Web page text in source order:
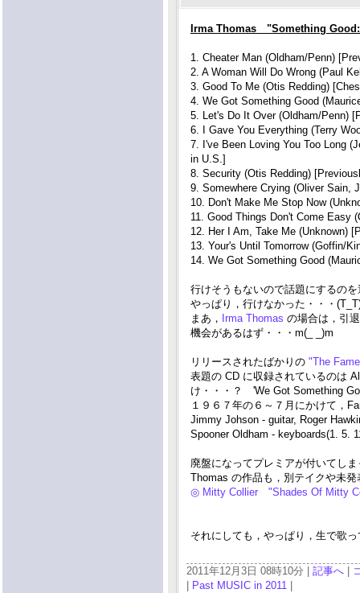
Irma Thomas "Something
1. Cheater Man (Oldham/Penn)
2. A Woman Will Do Wrong (Paul
3. Good To Me (Otis Redding)
4. We Got Something Good
5. Let's Do It Over (Oldham/Penn)
6. I Gave You Everything (Terry
7. I've Been Loving You Too Long
in U.S.]
8. Security (Otis Redding)
9. Somewhere Crying (Oliver Sain,
10. Don't Make Me Stop Now
11. Good Things Don't Come Easy
12. Her I Am, Take Me (Unknown)
13. Your's Until Tomorrow (Goffin/
14. We Got Something Good
行けそうもないので話題にするの
やっぱり，行けなかった・・・
まあ， Irma Thomas の場合は，引
機会があるはず・・・m(_ _)m
リリースされたばかりの "The
表題の CD に収録されているのは
け・・・？ 'We Got Something
１９６７年の６～７月にかけて，
Jimmy Johson - guitar, Roger
Spooner Oldham - keyboards(1. 5.
廃盤になってプレミアが付いてし
Thomas の作品も，別テイクや未
◎ Mitty Collier "Shades Of Mitty
それにしても，やっぱり，生で歌
2011年12月3日 08時10分 | 記事へ
Past MUSIC in 2011